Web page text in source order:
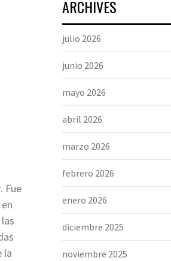
Fue
la
ARCHIVES
julio 2026
junio 2026
mayo 2026
abril 2026
marzo 2026
febrero 2026
enero 2026
diciembre 2025
noviembre 2025